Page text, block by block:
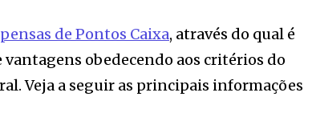
de Pontos Caixa, através do qual é
obedecendo aos critérios do
Veja a seguir as principais informações